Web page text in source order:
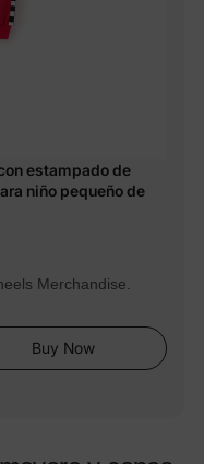
estampado de
niño pequeño de
Merchandise.
Buy Now